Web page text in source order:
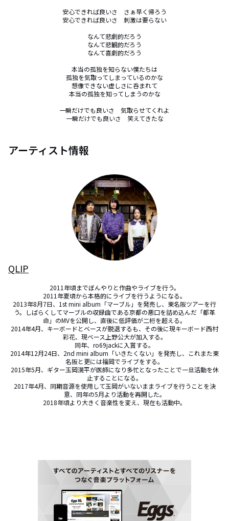
安心できれば良いさ　さぁ早く帰ろう
安心できれば良いさ　刺激は要らない
なんて悲劇的だろう
なんて悲観的だろう
なんて喜劇的だろう
本当の孤独を知らない僕たちは
孤独を気取ってしまっているのかな
想像できない虚しさに呑まれて
本当の孤独を知ってしまうのかな
一瞬だけでも良いさ　気取らせてくれよ
一瞬だけでも良いさ　笑えてきたな
アーティスト情報
QLIP
2011年頃までぼんやりと作曲やライブを行う。
2011年夏頃から本格的にライブを行うようになる。
2013年8月7日、1st mini album「マーブル」を発売し、東名阪ツアーを行
う。しばらくしてマーブルの収録曲である京都の悪口を詰め込んだ「都革
命」のMVを公開し、直後に低評価が二桁を超える。
2014年4月、キーボードとベースが脱退するも、その後に現キーボード西村
彩花、現ベース上野公大が加入する。
同年、ro69jackに入賞する。
2014年12月24日、2nd mini album「いきたくない」を発売し、これまた東
名阪と更には福岡でライブをする。
2015年5月、ギター玉岡滉平が医師になり多忙となったことで一旦活動を休
止することになる。
2017年4月、同期音源を使用して玉岡がいないままライブを行うことを決
意、同年の5月より活動を再開した。
2018年頃より大きく音楽性を変え、現在も活動中。